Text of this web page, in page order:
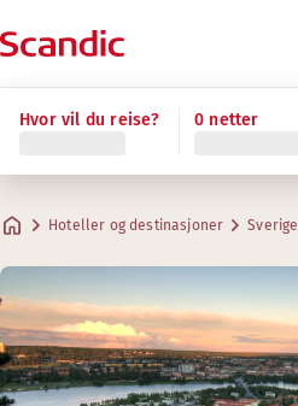
Hvor vil du reise? 0 netter
Hoteller og destinasjoner Sverige